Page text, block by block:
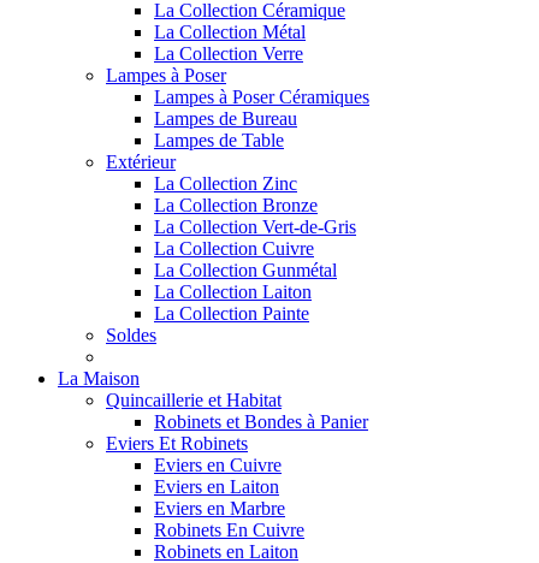
La Collection Céramique
La Collection Métal
La Collection Verre
Lampes à Poser
Lampes à Poser Céramiques
Lampes de Bureau
Lampes de Table
Extérieur
La Collection Zinc
La Collection Bronze
La Collection Vert-de-Gris
La Collection Cuivre
La Collection Gunmétal
La Collection Laiton
La Collection Painte
Soldes
La Maison
Quincaillerie et Habitat
Robinets et Bondes à Panier
Eviers Et Robinets
Eviers en Cuivre
Eviers en Laiton
Eviers en Marbre
Robinets En Cuivre
Robinets en Laiton